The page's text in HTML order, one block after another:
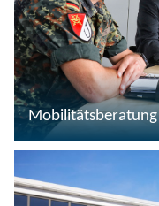
Mobilitätsberatung